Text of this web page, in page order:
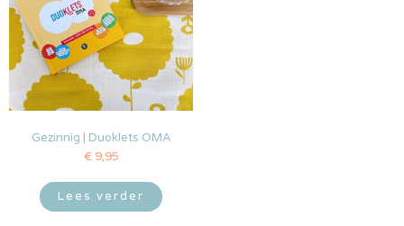
Gezinnig | Duoklets OMA
€ 9,95
Lees verder